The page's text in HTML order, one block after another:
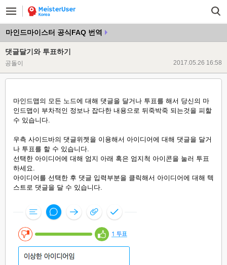
마인드마이스터 공식FAQ 번역
댓글달기와 투표하기
공돌이 2017.05.26 16:58
마인드맵의 모든 노드에 대해 댓글을 달거나 투표를 해서 당신의 마
인드맵이 부차적인 정보나 잡다한 내용으로 뒤죽박죽 되는것을 피할
수 있습니다.
우측 사이드바의 댓글위젯을 이용해서 아이디어에 대해 댓글을 달거
나 투표를 할 수 있습니다.
선택한 아이디어에 대해 엄지 아래 혹은 엄지척 아이콘을 눌러 투표
하세요.
아이디어를 선택한 후 댓글 입력부분을 클릭해서 아이디어에 대해 텍
스트로 댓글을 달 수 있습니다.